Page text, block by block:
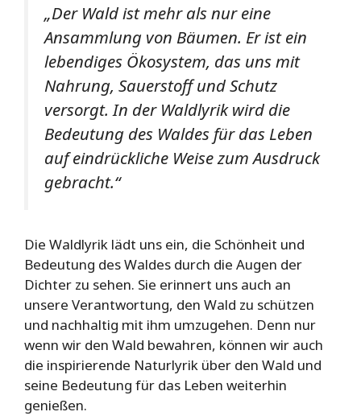
„Der Wald ist mehr als nur eine
Ansammlung von Bäumen. Er ist ein
lebendiges Ökosystem, das uns mit
Nahrung, Sauerstoff und Schutz
versorgt. In der Waldlyrik wird die
Bedeutung des Waldes für das Leben
auf eindrückliche Weise zum Ausdruck
gebracht.“
Die Waldlyrik lädt uns ein, die Schönheit und
Bedeutung des Waldes durch die Augen der
Dichter zu sehen. Sie erinnert uns auch an
unsere Verantwortung, den Wald zu schützen
und nachhaltig mit ihm umzugehen. Denn nur
wenn wir den Wald bewahren, können wir auch
die inspirierende Naturlyrik über den Wald und
seine Bedeutung für das Leben weiterhin
genießen.